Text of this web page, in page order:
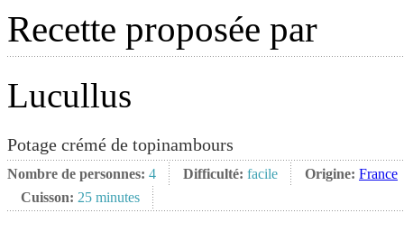
Recette proposée par
Lucullus
Potage crémé de topinambours
Nombre de personnes: 4 Difficulté: facile Origine: France
Cuisson: 25 minutes